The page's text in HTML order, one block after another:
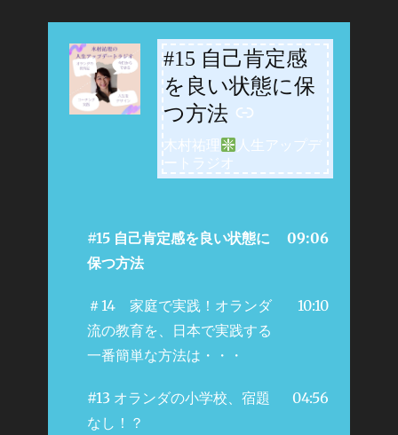
#15 自己肯定感
を良い状態に保
つ方法
-
木村祐理
人生アップデ
ートラジオ
#15 自己肯定感を良い状態に
保つ方法
09:06
＃14 家庭で実践！オランダ
流の教育を、日本で実践する
一番簡単な方法は・・・
10:10
#13 オランダの小学校、宿題
なし！？
04:56